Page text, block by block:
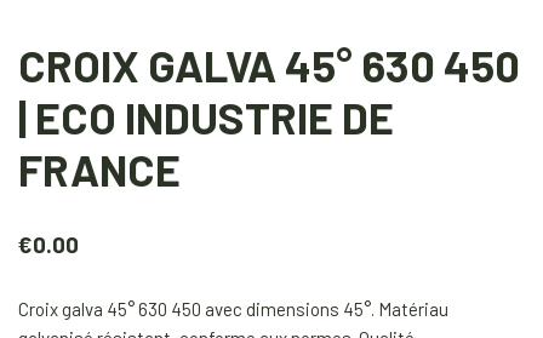
CROIX GALVA 45° 630 450
| ECO INDUSTRIE DE
FRANCE
€0.00
Croix galva 45° 630 450 avec dimensions 45°. Matériau